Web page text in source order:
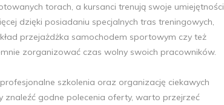
torach, a kursanci trenują swoje umiejętności
dzięki posiadaniu specjalnych tras treningowych,
przejażdżka samochodem sportowym czy też
zorganizować czas wolny swoich pracowników.
szkolenia oraz organizację ciekawych
znaleźć godne polecenia oferty, warto przejrzeć